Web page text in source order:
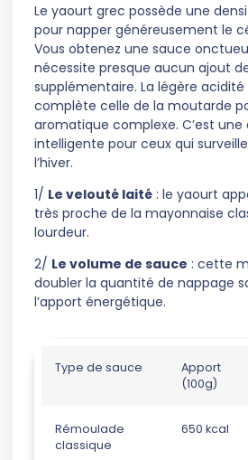
Le yaourt grec possède une
pour napper généreusement le
Vous obtenez une sauce
nécessite presque aucun ajout
supplémentaire. La légère
complète celle de la moutarde
aromatique complexe. C’est
intelligente pour ceux qui
l’hiver.
1/ Le velouté laité : le yaourt
très proche de la mayonnaise
lourdeur.
2/ Le volume de sauce : cette
doubler la quantité de nappage
l’apport énergétique.
Type de sauce
Apport
(100g)
Rémoulade
classique
650 kcal